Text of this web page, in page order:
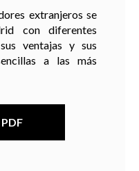
extranjeros se
con diferentes
ventajas y sus
a las más